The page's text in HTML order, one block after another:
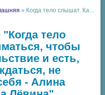
» Когда тело слышат. Как заниматься, чтобы получать удовольствие и есть, чтобы наслаждаться, не ограничивая себя - Алина Анатольевна Лёвина
"Когда тело
чтобы
и есть,
не
- Алина